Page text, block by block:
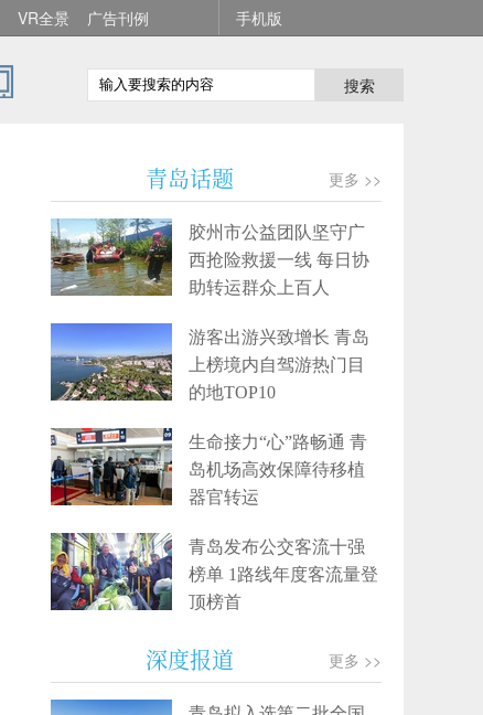
VR全景 广告刊例 手机版
搜索
青岛话题 更多 >>
胶州市公益团队坚守广
西抢险救援一线 每日协
助转运群众上百人
游客出游兴致增长 青岛
上榜境内自驾游热门目
的地TOP10
生命接力“心”路畅通 青
岛机场高效保障待移植
器官转运
青岛发布公交客流十强
榜单 1路线年度客流量登
顶榜首
深度报道 更多 >>